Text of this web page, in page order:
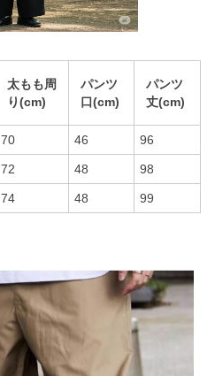
太もも周
り(cm)
パンツ
口(cm)
パンツ
丈(cm)
70 46 96
72 48 98
74 48 99